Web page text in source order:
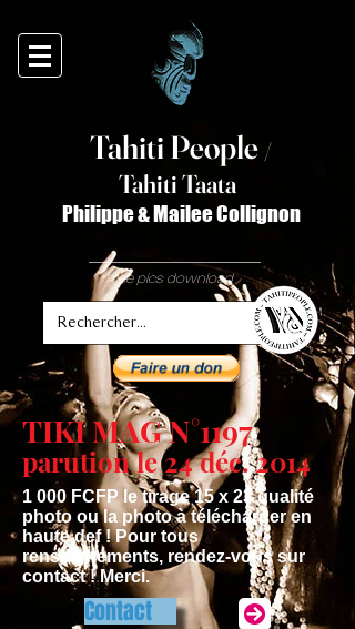
Tahiti People /
Tahiti Taata
Philippe & Mailee Collignon
free pics download
TIKI MAG N°1197
parution le 24 déc. 2014
1 000 FCFP le tirage 15 x 23 qualité
photo ou la photo à télécharger en
haute def ! Pour tous
renseignements, rendez-vous sur
contact ! Merci.
Contact